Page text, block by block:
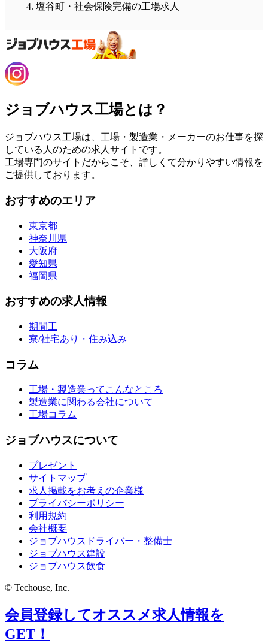
塩谷町・社会保険完備の工場求人
ジョブハウス工場とは？
ジョブハウス工場は、工場・製造業・メーカーのお仕事を探
している人のための求人サイトです。
工場専門のサイトだからこそ、詳しくて分かりやすい情報を
ご提供しております。
おすすめのエリア
東京都
神奈川県
大阪府
愛知県
福岡県
おすすめの求人情報
期間工
寮/社宅あり・住み込み
コラム
工場・製造業ってこんなところ
製造業に関わる会社について
工場コラム
ジョブハウスについて
プレゼント
サイトマップ
求人掲載をお考えの企業様
プライバシーポリシー
利用規約
会社概要
ジョブハウスドライバー・整備士
ジョブハウス建設
ジョブハウス飲食
© Techouse, Inc.
会員登録してオススメ求人情報を
GET！